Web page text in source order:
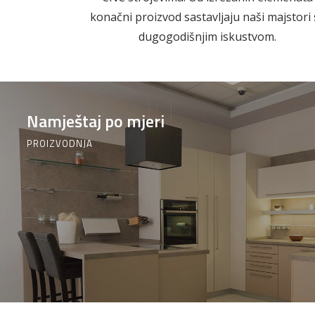
Građevinski
materijali
Vodomaterijal
konačni proizvod sastavljaju naši majstori
dugogodišnjim iskustvom.
Namještaj po mjeri
PROIZVODNJA